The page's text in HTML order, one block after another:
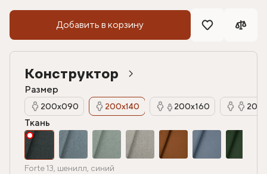
Добавить в корзину
Конструктор
Размер
200х090 200х140 200х160
Ткань
Forte 13, шенилл, синий